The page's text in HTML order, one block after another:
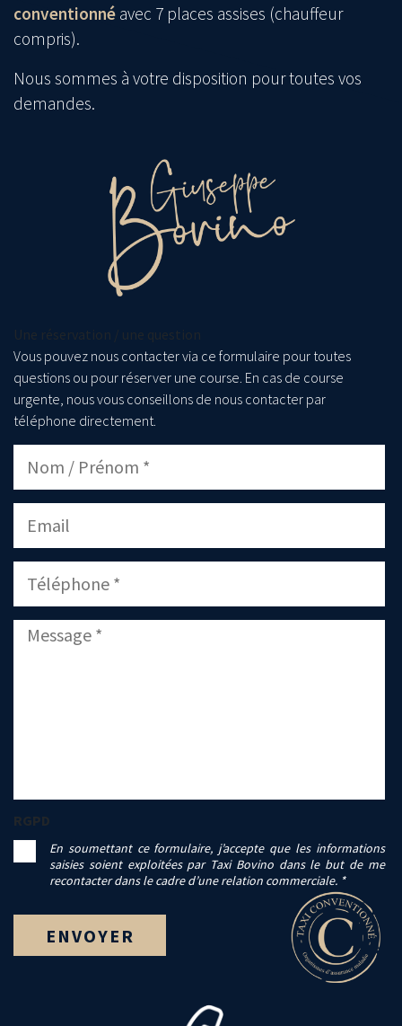
conventionné avec 7 places assises (chauffeur
compris).
Nous sommes à votre disposition pour toutes vos
demandes.
Une réservation / une question
Vous pouvez nous contacter via ce formulaire pour toutes
questions ou pour réserver une course. En cas de course
urgente, nous vous conseillons de nous contacter par
téléphone directement.
RGPD
En soumettant ce formulaire, j’accepte que les informations
saisies soient exploitées par Taxi Bovino dans le but de me
recontacter dans le cadre d’une relation commerciale. *